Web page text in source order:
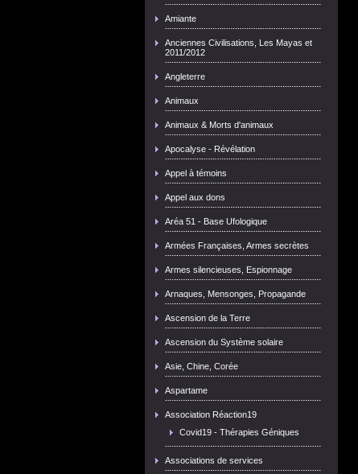
Amiante
Anciennes Civilisations, Les Mayas et
2011/2012
Angleterre
Animaux
Animaux & Morts d'animaux
Apocalyse - Révélation
Appel à témoins
Appel aux dons
Aréa 51 - Base Ufologique
Armées Françaises, Armes secrètes
Armes silencieuses, Espionnage
Arnaques, Mensonges, Propagande
Ascension de la Terre
Ascension du Système solaire
Asie, Chine, Corée
Aspartame
Association Réaction19
Covid19 - Thérapies Géniques
Associations de services